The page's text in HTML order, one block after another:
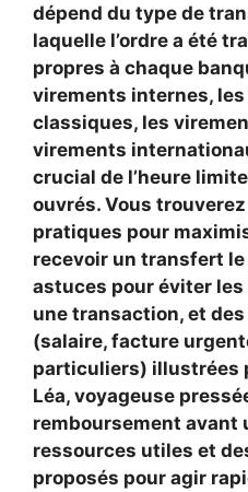
dépend du type de
laquelle l’ordre a été
propres à chaque
virements internes, les
classiques, les
virements
crucial de l’heure limite
ouvrés. Vous
pratiques pour
recevoir un transfert le
astuces pour éviter
une transaction, et
(salaire, facture
particuliers) illustrées
Léa, voyageuse
remboursement avant
ressources utiles et
proposés pour agir